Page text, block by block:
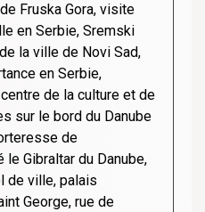
Fruska Gora, visite
en Serbie, Sremski
la ville de Novi Sad,
en Serbie,
de la culture et de
sur le bord du Danube
de
Gibraltar du Danube,
de ville, palais
George, rue de